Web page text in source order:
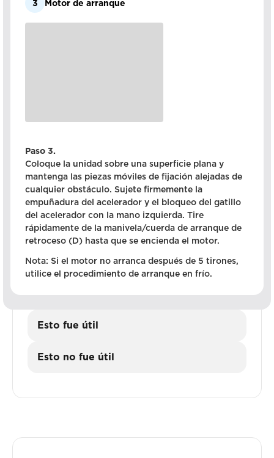
3 Motor de arranque
Paso 3.
Coloque la unidad sobre una superficie plana y
mantenga las piezas móviles de fijación alejadas de
cualquier obstáculo. Sujete firmemente la
empuñadura del acelerador y el bloqueo del gatillo
del acelerador con la mano izquierda. Tire
rápidamente de la manivela/cuerda de arranque de
retroceso (D) hasta que se encienda el motor.
Nota: Si el motor no arranca después de 5 tirones,
utilice el procedimiento de arranque en frío.
Esto fue útil
Esto no fue útil